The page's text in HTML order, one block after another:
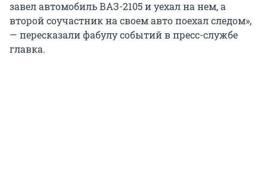
завел автомобиль ВАЗ-2105 и уехал на нем, а
второй соучастник на своем авто поехал следом»,
— пересказали фабулу событий в пресс-службе
главка.